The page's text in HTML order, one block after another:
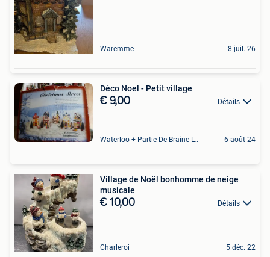
Waremme 8 juil. 26
Déco Noel - Petit village
€ 9,00 Détails
Waterloo + Partie De Braine-L'Alleud, De Ohain 6 août 24
Village de Noël bonhomme de neige
musicale
€ 10,00 Détails
Charleroi 5 déc. 22